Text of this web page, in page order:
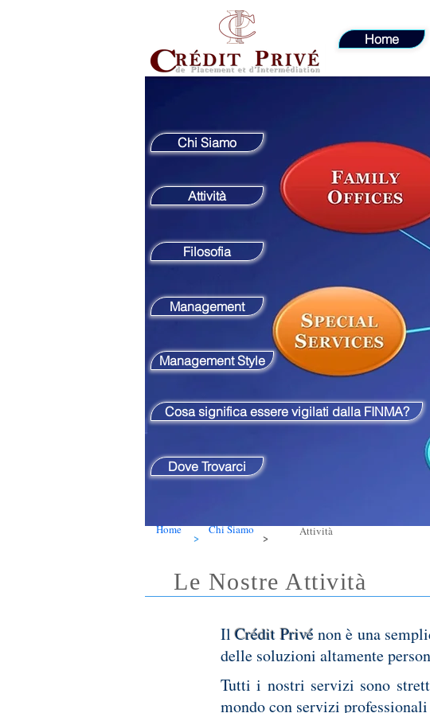
Chi Siamo
Attività
Filosofia
Management
Management Style
Cosa significa essere vigilati dalla FINMA?
Dove Trovarci
>
Home Chi Siamo
> Attività
Home
Le Nostre Attività
IlCrédit Privénon è una
delle soluzioni altamente
Tutti i nostri servizi sono
mondo con servizi